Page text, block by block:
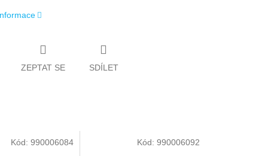
ZEPTAT SE SDÍLET
Kód:990006084 Kód: 990006092